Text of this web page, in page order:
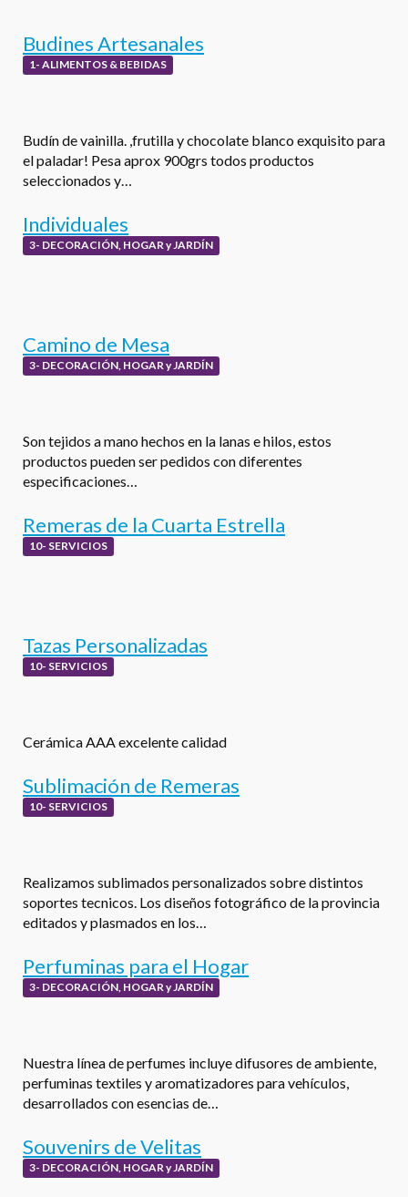
Budines Artesanales
1- ALIMENTOS & BEBIDAS
Budín de vainilla. ,frutilla y chocolate blanco exquisito para
el paladar! Pesa aprox 900grs todos productos
seleccionados y…
Individuales
3- DECORACIÓN, HOGAR y JARDÍN
Camino de Mesa
3- DECORACIÓN, HOGAR y JARDÍN
Son tejidos a mano hechos en la lanas e hilos, estos
productos pueden ser pedidos con diferentes
especificaciones…
Remeras de la Cuarta Estrella
10- SERVICIOS
Tazas Personalizadas
10- SERVICIOS
Cerámica AAA excelente calidad
Sublimación de Remeras
10- SERVICIOS
Realizamos sublimados personalizados sobre distintos
soportes tecnicos. Los diseños fotográfico de la provincia
editados y plasmados en los…
Perfuminas para el Hogar
3- DECORACIÓN, HOGAR y JARDÍN
Nuestra línea de perfumes incluye difusores de ambiente,
perfuminas textiles y aromatizadores para vehículos,
desarrollados con esencias de…
Souvenirs de Velitas
3- DECORACIÓN, HOGAR y JARDÍN